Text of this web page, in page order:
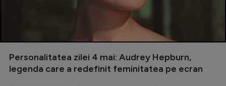
Personalitatea zilei 4 mai: Audrey Hepburn,
legenda care a redefinit feminitatea pe ecran